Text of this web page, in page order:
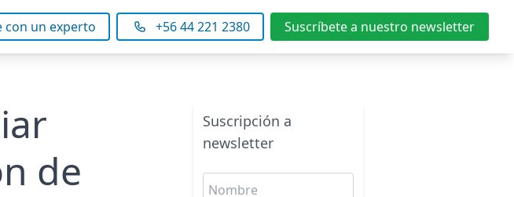
con un experto +56 44 221 2380 Suscríbete a nuestro newsletter
de
Suscripción a
newsletter